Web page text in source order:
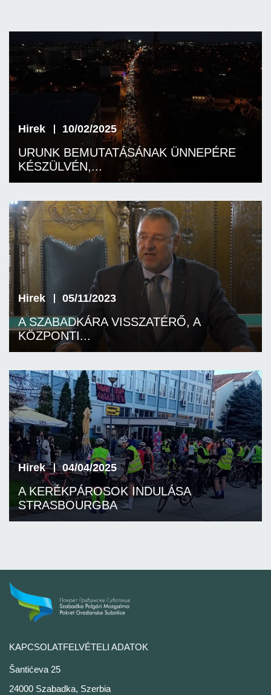
Hirek 10/02/2025
URUNK BEMUTATÁSÁNAK ÜNNEPÉRE
KÉSZÜLVÉN,...
Hirek 05/11/2023
A SZABADKÁRA VISSZATÉRŐ, A
KÖZPONTI...
Hirek 04/04/2025
A KERÉKPÁROSOK INDULÁSA
STRASBOURGBA
KAPCSOLATFELVÉTELI ADATOK
Šantićeva 25
24000 Szabadka, Szerbia